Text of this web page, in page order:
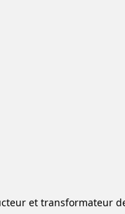
et transformateur